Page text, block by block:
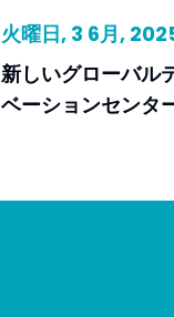
火曜日, 3 6月,
新しいグローバル
ベーションセンタ